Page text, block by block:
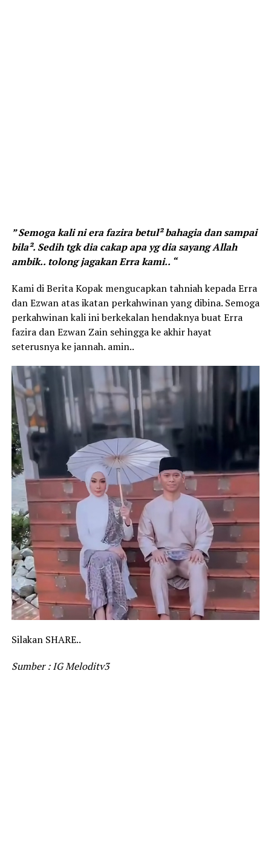
” Semoga kali ni era fazira betul² bahagia dan sampai
bila². Sedih tgk dia cakap apa yg dia sayang Allah
ambik.. tolong jagakan Erra kami.. “
Kami di Berita Kopak mengucapkan tahniah kepada Erra
dan Ezwan atas ikatan perkahwinan yang dibina. Semoga
perkahwinan kali ini berkekalan hendaknya buat Erra
fazira dan Ezwan Zain sehingga ke akhir hayat
seterusnya ke jannah. amin..
Silakan SHARE..
Sumber : IG Meloditv3